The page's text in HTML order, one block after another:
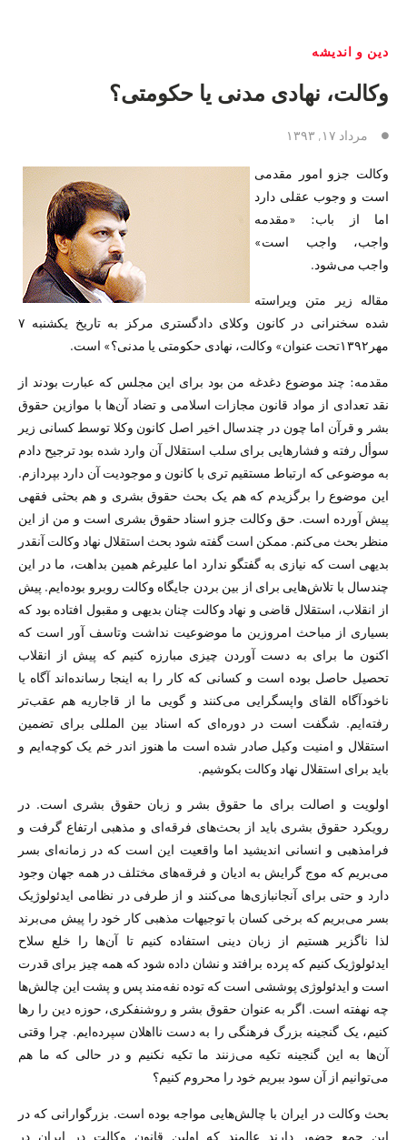
دین و اندیشه
وکالت، نهادی مدنی یا حکومتی؟
مرداد ۱۷, ۱۳۹۳
وکالت جزو امور مقدمی
است و وجوب عقلی دارد
اما از باب: «مقدمه
واجب، واجب است»
واجب می‌شود.
مقاله زیر متن ویراسته
شده سخنرانی در کانون وکلای دادگستری مرکز به تاریخ یکشنبه ۷
مهر۱۳۹۲تحت عنوان» وکالت، نهادی حکومتی یا مدنی؟» است.
مقدمه: چند موضوع دغدغه من بود برای این مجلس که عبارت بودند از
نقد تعدادی از مواد قانون مجازات اسلامی و تضاد آن‌ها با موازین حقوق
بشر و قرآن اما چون در چندسال اخیر اصل کانون وکلا توسط کسانی زیر
سوأل رفته و فشارهایی برای سلب استقلال آن وارد شده بود ترجیح دادم
به موضوعی که ارتباط مستقیم تری با کانون و موجودیت آن دارد بپردازم.
این موضوع را برگزیدم که هم یک بحث حقوق بشری و هم بحثی فقهی
پیش آورده است. حق وکالت جزو اسناد حقوق بشری است و من از این
منظر بحث می‌کنم. ممکن است گفته شود بحث استقلال نهاد وکالت آنقدر
بدیهی است که نیازی به گفتگو ندارد اما علیرغم همین بداهت، ما در این
چندسال با تلاش‌هایی برای از بین بردن جایگاه وکالت روبرو بوده‌ایم. پیش
از انقلاب، استقلال قاضی و نهاد وکالت چنان بدیهی و مقبول افتاده بود که
بسیاری از مباحث امروزین ما موضوعیت نداشت وتاسف آور است که
اکنون ما برای به دست آوردن چیزی مبارزه کنیم که پیش از انقلاب
تحصیل حاصل بوده است و کسانی که کار را به اینجا رسانده‌اند آگاه یا
ناخودآگاه القای واپسگرایی می‌کنند و گویی ما از قاجاریه هم عقب‌تر
رفته‌ایم. شگفت است در دوره‌ای که اسناد بین المللی برای تضمین
استقلال و امنیت وکیل صادر شده است ما هنوز اندر خم یک کوچه‌ایم و
باید برای استقلال نهاد وکالت بکوشیم.
اولویت و اصالت برای ما حقوق بشر و زبان حقوق بشری است. در
رویکرد حقوق بشری باید از بحث‌های فرقه‌ای و مذهبی ارتفاع گرفت و
فرامذهبی و انسانی اندیشید اما واقعیت این است که در زمانه‌ای بسر
می‌بریم که موج گرایش به ادیان و فرقه‌های مختلف در همه جهان وجود
دارد و حتی برای آنجانبازی‌ها می‌کنند و از طرفی در نظامی ایدئولوژیک
بسر می‌بریم که برخی کسان با توجیهات مذهبی کار خود را پیش می‌برند
لذا ناگزیر هستیم از زبان دینی استفاده کنیم تا آن‌ها را خلع سلاح
ایدئولوژیک کنیم که پرده برافتد و نشان داده شود که همه چیز برای قدرت
است و ایدئولوژی پوششی است که توده نفه‌مند پس و پشت این چالش‌ها
چه نهفته است. اگر به عنوان حقوق بشر و روشنفکری، حوزه دین را‌‌ رها
کنیم، یک گنجینه بزرگ فرهنگی را به دست نااهلان سپرده‌ایم. چرا وقتی
آن‌ها به این گنجینه تکیه می‌زنند ما تکیه نکنیم و در حالی که ما هم
می‌توانیم از آن سود ببریم خود را محروم کنیم؟
بحث وکالت در ایران با چالش‌هایی مواجه بوده است. بزرگوارانی که در
این جمع حضور دارند عالمند که اولین قانون وکالت در ایران در